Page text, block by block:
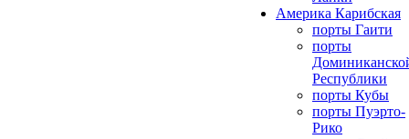
Америка Карибская
порты Гаити
порты
Республики
порты Кубы
порты Пуэрто-
Рико